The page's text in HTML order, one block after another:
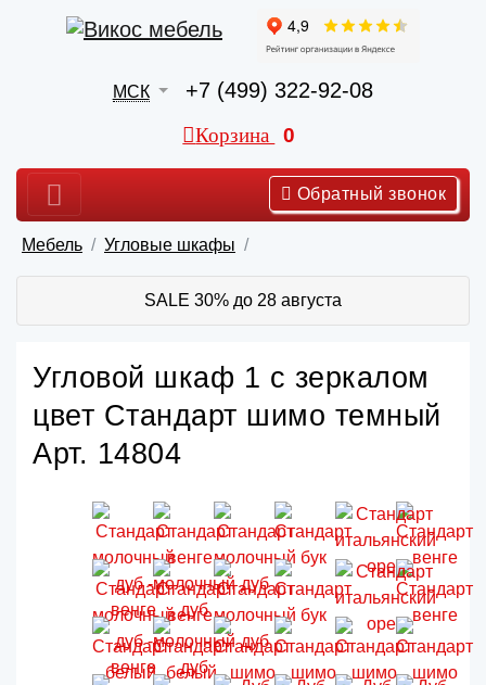
МСК +7 (499) 322-92-08
Корзина 0
Обратный звонок
Мебель Угловые шкафы
SALE 30% до 28 августа
Угловой шкаф 1 с зеркалом
цвет Стандарт шимо темный
Арт. 14804